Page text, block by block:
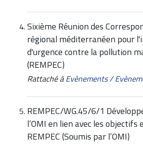
Sixième Réunion des
régional méditerranéen pour
d'urgence contre la pollution
(REMPEC)
Rattaché à Evènements/
REMPEC/WG.45/6/1
l’OMI en lien avec les
REMPEC (Soumis par l’OMI)